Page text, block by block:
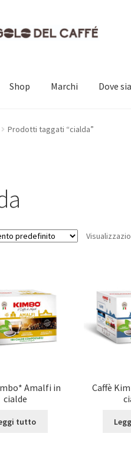
Shop Marchi Dove
Cassa Contatti Dove siamo
Prodotti taggati “cialda”
Amalfi in
cialde
tutto
Caffè